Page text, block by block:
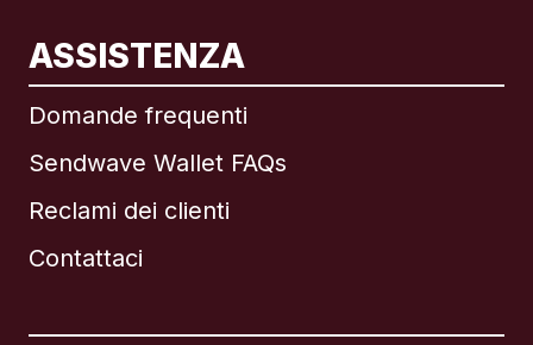
ASSISTENZA
Domande frequenti
Sendwave Wallet FAQs
Reclami dei clienti
Contattaci
Internazionale English
Brasile